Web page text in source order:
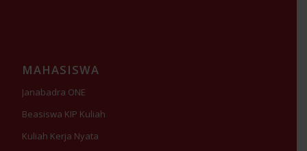
MAHASISWA
Janabadra ONE
Beasiswa KIP Kuliah
Kuliah Kerja Nyata